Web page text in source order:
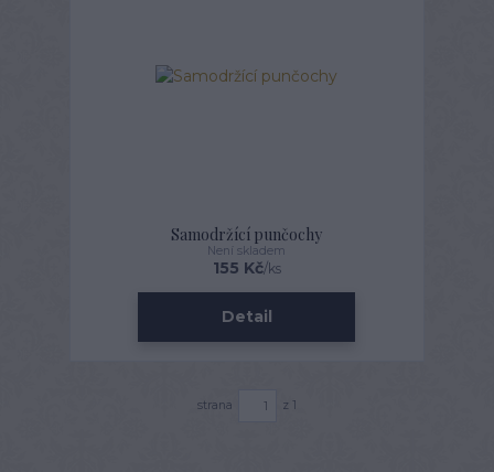
Samodržící punčochy
155 Kč/ks
Není skladem
Detail
strana z 1